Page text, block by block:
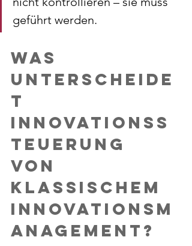
geführt werden.
Was
unterscheide
t
Innovationss
teuerung
von
klassischem
Innovationsm
anagement?